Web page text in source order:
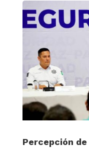
Percepción